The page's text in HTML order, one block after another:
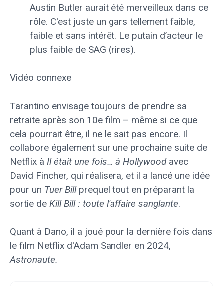
Austin Butler aurait été merveilleux dans ce
rôle. C'est juste un gars tellement faible,
faible et sans intérêt. Le putain d’acteur le
plus faible de SAG (rires).
Vidéo connexe
Tarantino envisage toujours de prendre sa
retraite après son 10e film – même si ce que
cela pourrait être, il ne le sait pas encore. Il
collabore également sur une prochaine suite de
Netflix à Il était une fois… à Hollywoodavec
David Fincher, qui réalisera, et il a lancé une idée
pour un Tuer Billprequel tout en préparant la
sortie de Kill Bill : toute l'affaire sanglante.
Quant à Dano, il a joué pour la dernière fois dans
le film Netflix d'Adam Sandler en 2024,
Astronaute.